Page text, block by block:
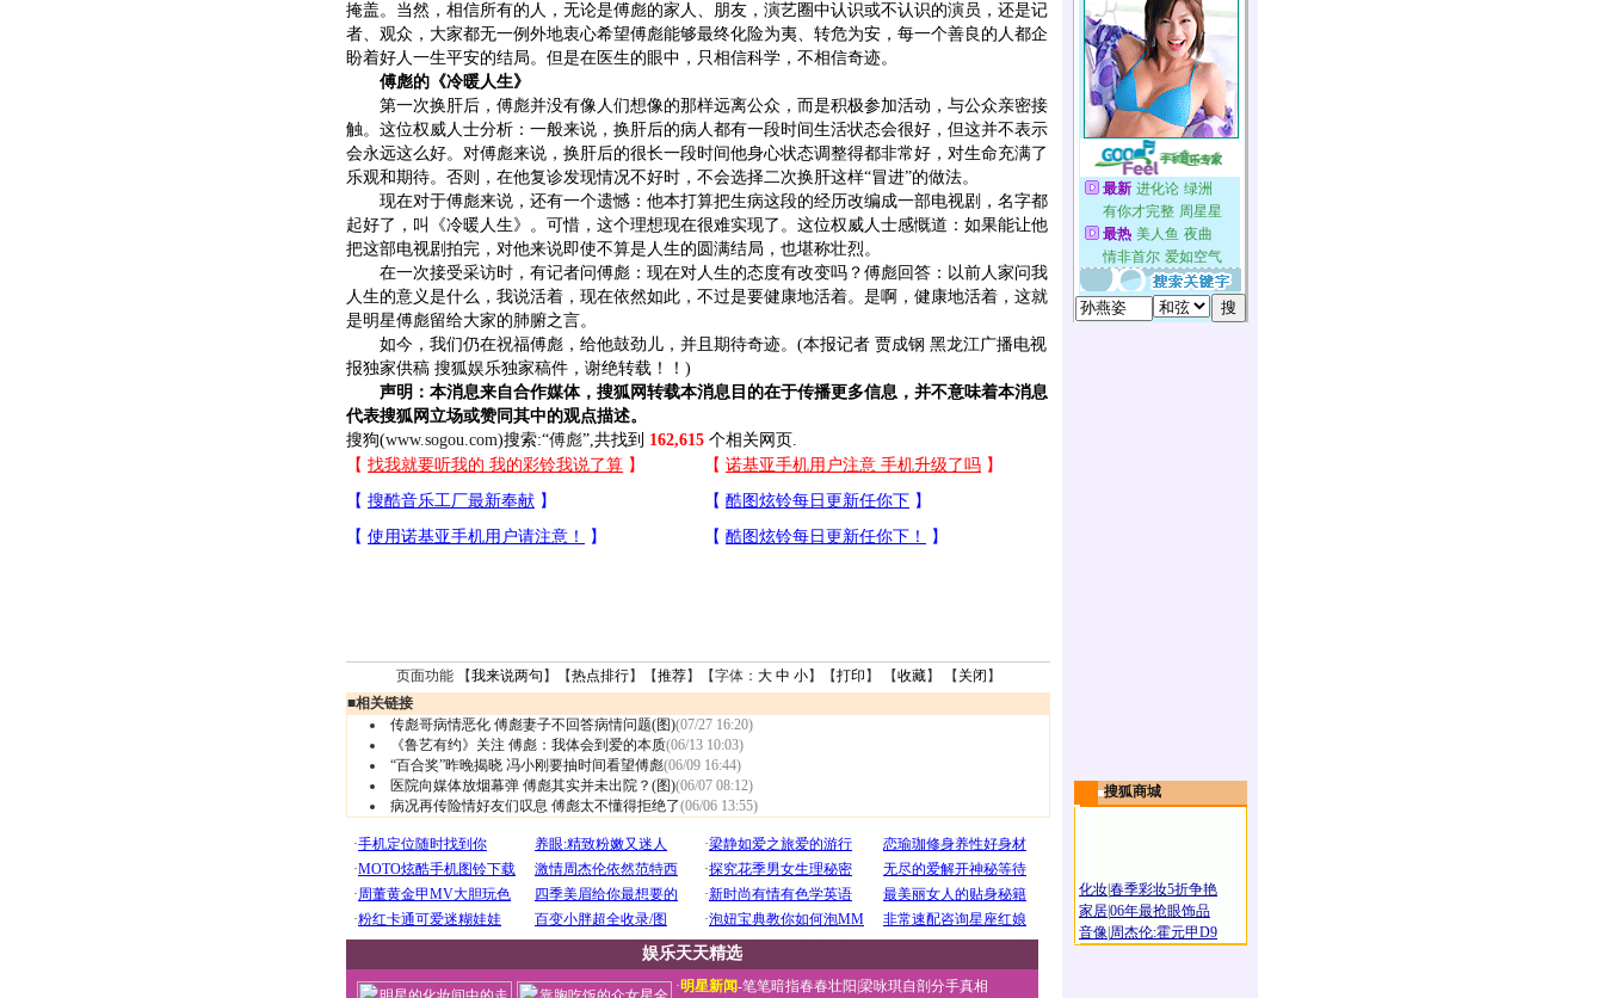
掩盖。当然，相信所有的人，无论是傅彪的家人、朋友，演艺圈中认识或不认识的演员，还是记
者、观众，大家都无一例外地衷心希望傅彪能够最终化险为夷、转危为安，每一个善良的人都企
盼着好人一生平安的结局。但是在医生的眼中，只相信科学，不相信奇迹。
傅彪的《冷暖人生》
第一次换肝后，傅彪并没有像人们想像的那样远离公众，而是积极参加活动，与公众亲密接
触。这位权威人士分析：一般来说，换肝后的病人都有一段时间生活状态会很好，但这并不表示
会永远这么好。对傅彪来说，换肝后的很长一段时间他身心状态调整得都非常好，对生命充满了
乐观和期待。否则，在他复诊发现情况不好时，不会选择二次换肝这样“冒进”的做法。
现在对于傅彪来说，还有一个遗憾：他本打算把生病这段的经历改编成一部电视剧，名字都
起好了，叫《冷暖人生》。可惜，这个理想现在很难实现了。这位权威人士感慨道：如果能让他
把这部电视剧拍完，对他来说即使不算是人生的圆满结局，也堪称壮烈。
在一次接受采访时，有记者问傅彪：现在对人生的态度有改变吗？傅彪回答：以前人家问我
人生的意义是什么，我说活着，现在依然如此，不过是要健康地活着。是啊，健康地活着，这就
是明星傅彪留给大家的肺腑之言。
如今，我们仍在祝福傅彪，给他鼓劲儿，并且期待奇迹。(本报记者 贾成钢 黑龙江广播电视
报独家供稿 搜狐娱乐独家稿件，谢绝转载！！)
声明：本消息来自合作媒体，搜狐网转载本消息目的在于传播更多信息，并不意味着本消息
代表搜狐网立场或赞同其中的观点描述。
搜狗(www.sogou.com)搜索:“傅彪”,共找到 162,615 个相关网页.
页面功能 【我来说两句 】【热点排行】【推荐】【字体： 大 中 小】【打印 】 【收藏】 【 关闭 】
■相关链接
传彪哥病情恶化 傅彪妻子不回答病情问题(图)(07/27 16:20)
《鲁艺有约》关注 傅彪：我体会到爱的本质(06/13 10:03)
“百合奖”昨晚揭晓 冯小刚要抽时间看望傅彪(06/09 16:44)
医院向媒体放烟幕弹 傅彪其实并未出院？(图)(06/07 08:12)
病况再传险情好友们叹息 傅彪太不懂得拒绝了(06/06 13:55)
娱乐天天精选
·明星新闻-笔笔暗指春春壮阳 梁咏琪自剖分手真相
搜狐商城
化妆春季彩妆5折争艳
家居06年最抢眼饰品
音像 周杰伦:霍元甲D9